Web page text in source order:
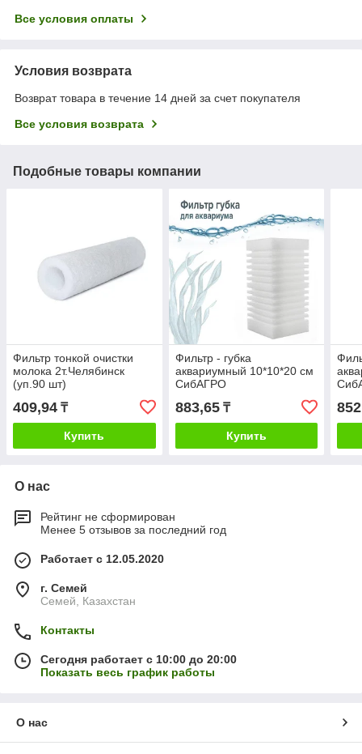
Все условия оплаты
Условия возврата
Возврат товара в течение 14 дней за счет покупателя
Все условия возврата
Подобные товары компании
Фильтр тонкой очистки
молока 2т.Челябинск
(уп.90 шт)
409,94 ₸
Купить
Фильтр - губка
аквариумный 10*10*20 см
СибАГРО
883,65₸
Купить
О нас
Рейтинг не сформирован
Менее 5 отзывов за последний год
Работает с 12.05.2020
г. Семей
Семей, Казахстан
Контакты
Сегодня работает с 10:00 до 20:00
Показать весь график работы
О нас